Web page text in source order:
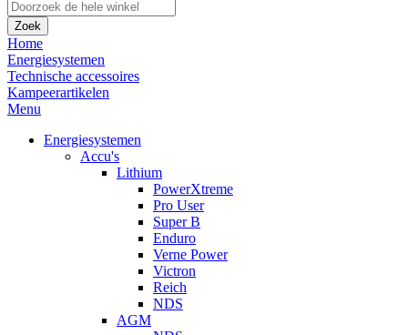
Zoek
Home
Energiesystemen
Technische accessoires
Kampeerartikelen
Menu
Energiesystemen
Accu's
Lithium
PowerXtreme
Pro User
Super B
Enduro
Verne Power
Victron
Reich
NDS
AGM